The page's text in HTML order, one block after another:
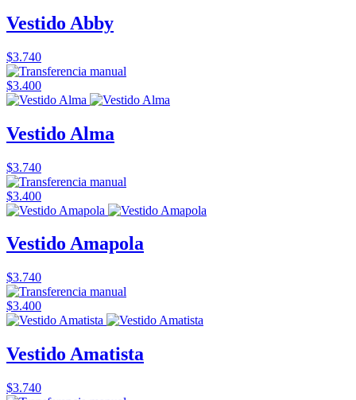
Vestido Abby
$3.740
$3.400
Vestido Alma
$3.740
$3.400
Vestido Amapola
$3.740
$3.400
Vestido Amatista
$3.740